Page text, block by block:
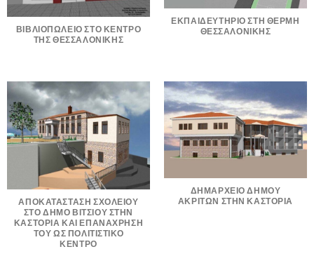
ΒΙΒΛΙΟΠΩΛΕΙΟ ΣΤΟ ΚΕΝΤΡΟ
ΤΗΣ ΘΕΣΣΑΛΟΝΙΚΗΣ
ΕΚΠΑΙΔΕΥΤΗΡΙΟ ΣΤΗ ΘΕΡΜΗ
ΘΕΣΣΑΛΟΝΙΚΗΣ
ΑΠΟΚΑΤΑΣΤΑΣΗ ΣΧΟΛΕΙΟΥ
ΣΤΟ ΔΗΜΟ ΒΙΤΣΙΟΥ ΣΤΗΝ
ΚΑΣΤΟΡΙΑ ΚΑΙ ΕΠΑΝΑΧΡΗΣΗ
ΤΟΥ ΩΣ ΠΟΛΙΤΙΣΤΙΚΟ
ΚΕΝΤΡΟ
ΔΗΜΑΡΧΕΙΟ ΔΗΜΟΥ
ΑΚΡΙΤΩΝ ΣΤΗΝ ΚΑΣΤΟΡΙΑ